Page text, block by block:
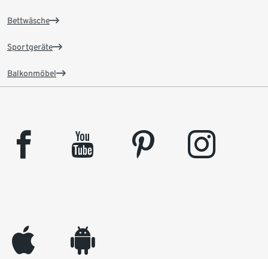
Bettwäsche
Sportgeräte
Balkonmöbel
facebook youtube pinterest instagram
appleinc android